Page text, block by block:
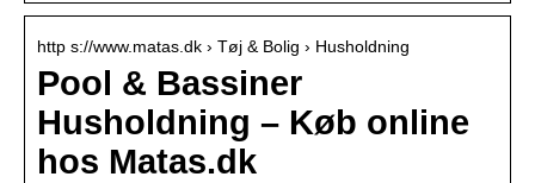
http s://www.matas.dk › Tøj & Bolig › Husholdning
Pool & Bassiner
Husholdning – Køb online
hos Matas.dk